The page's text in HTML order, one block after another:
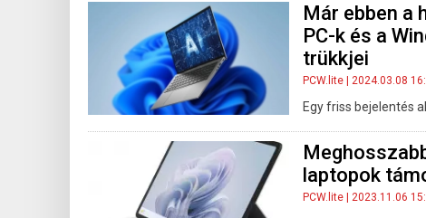
Már ebben a
PC-k és a
trükkjei
PCW.lite | 2024.03.08
Egy friss bejelentés
laptopok
PCW.lite | 2023.11.06